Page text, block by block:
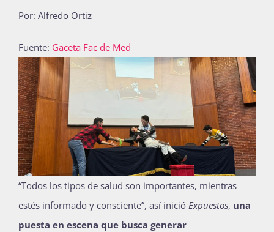
Recursos
Súmate
Publicaciones
Bienvenida generación 2027-1
Por: Alfredo Ortiz
Fuente: Gaceta Fac de Med
“Todos los tipos de salud son importantes, mientras
estés informado y consciente”, así inició Expuestos, una
puesta en escena que busca generar